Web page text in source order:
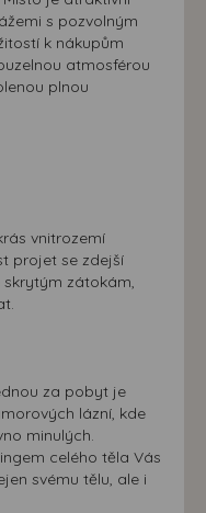
s pozvolným
k nákupům
atmosférou
plnou
vnitrozemí
projet se zdejší
zátokám,
za pobyt je
lázní, kde
minulých.
celého těla Vás
svému tělu, ale i
Bez vyjádření
a reklam